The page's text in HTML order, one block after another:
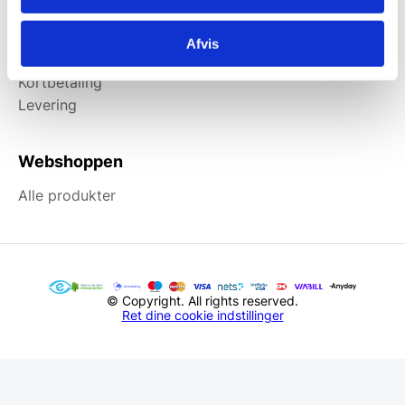
Afvis
Information
Kortbetaling
Levering
Webshoppen
Alle produkter
© Copyright. All rights reserved.
Ret dine cookie indstillinger